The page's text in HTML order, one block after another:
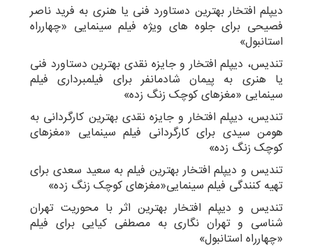
دیپلم افتخار بهترین دستاورد فنی یا هنری به فرید ناصر
فصیحی برای جلوه های ویژه فیلم سینمایی «چهارراه
استانبول»
تندیس، دیپلم افتخار و جایزه نقدی بهترین دستاورد فنی
یا هنری به پیمان شادمانفر برای فیلمبرداری فیلم
سینمایی «مغزهای کوچک زنگ زده»
تندیس، دیپلم افتخار و جایزه نقدی بهترین کارگردانی به
هومن سیدی برای کارگردانی فیلم سینمایی «مغزهای
کوچک زنگ زده»
تندیس و دیپلم افتخار بهترین فیلم به سعید سعدی برای
تهیه کنندگی فیلم سینمایی«مغزهای کوچک زنگ زده»
تندیس و دیپلم افتخار بهترین اثر با محوریت تهران
شناسی و تهران نگاری به مصطفی کیایی برای فیلم
«چهارراه استانبول»